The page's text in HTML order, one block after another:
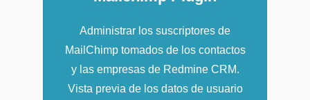
Administrar los suscriptores de
MailChimp tomados de los contactos
y las empresas de Redmine CRM.
Vista previa de los datos de usuario